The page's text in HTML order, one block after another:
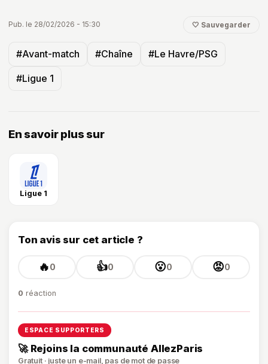
Pub. le 28/02/2026 - 15:30 🤍 Sauvegarder
#Avant-match #Chaîne #Le Havre/PSG
#Ligue 1
En savoir plus sur
Ligue 1
Ton avis sur cet article ?
🔥0 👍0 😮0 😡0
0 réaction
ESPACE SUPPORTERS
🚀 Rejoins la communauté AllezParis
Gratuit · juste un e-mail, pas de mot de passe